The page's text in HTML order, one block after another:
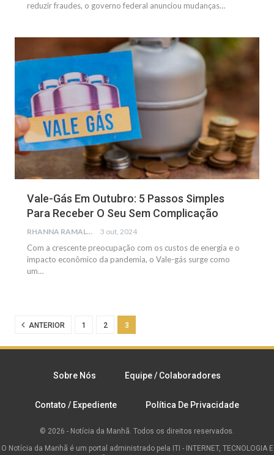
reduzir fraudes, o governo federal anunciou mudanças…
Vale-Gás Em Outubro: 5 Passos Simples
Para Receber O Seu Sem Complicação
RHANNA RAMALHO 3 out, 2024
Com a crescente preocupação com os custos de energia e o
impacto econômico da pandemia, o Vale-gás surge como
um…
ANTERIOR 1 2 3
Sobre Nós Equipe / Colaboradores
Contato / Expediente Política De Privacidade
© 2026 - Notícia da Manhã. Todos os direitos reservados.
O Notícia da Manhã é um portal administrado pela ITI - INTERNET, TECNOLOGIA E